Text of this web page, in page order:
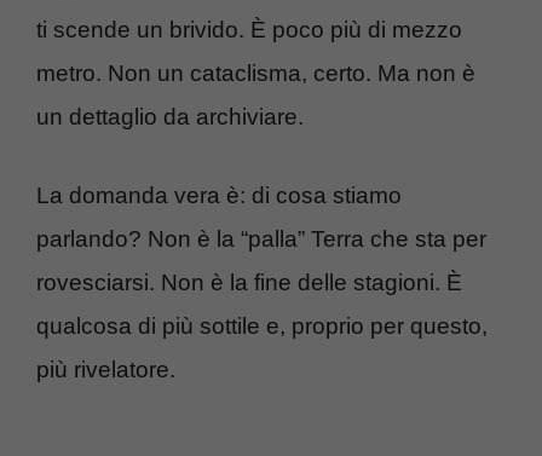
ti scende un brivido. È poco più di mezzo
metro. Non un cataclisma, certo. Ma non è
un dettaglio da archiviare.
La domanda vera è: di cosa stiamo
parlando? Non è la “palla” Terra che sta per
rovesciarsi. Non è la fine delle stagioni. È
qualcosa di più sottile e, proprio per questo,
più rivelatore.